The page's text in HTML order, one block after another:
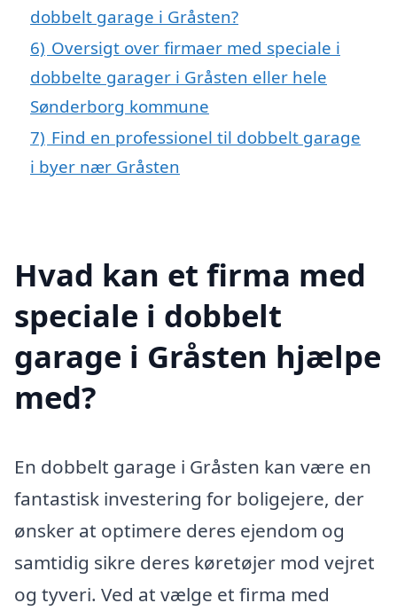
dobbelt garage i Gråsten?
6) Oversigt over firmaer med speciale i
dobbelte garager i Gråsten eller hele
Sønderborg kommune
7) Find en professionel til dobbelt garage
i byer nær Gråsten
Hvad kan et firma med
speciale i dobbelt
garage i Gråsten hjælpe
med?
En dobbelt garage i Gråsten kan være en
fantastisk investering for boligejere, der
ønsker at optimere deres ejendom og
samtidig sikre deres køretøjer mod vejret
og tyveri. Ved at vælge et firma med